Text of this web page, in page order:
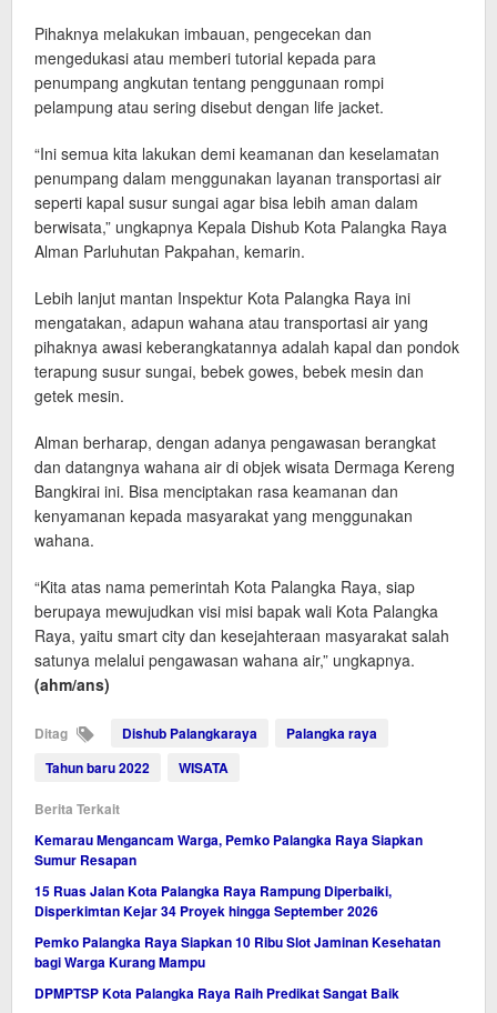
Pihaknya melakukan imbauan, pengecekan dan
mengedukasi atau memberi tutorial kepada para
penumpang angkutan tentang penggunaan rompi
pelampung atau sering disebut dengan life jacket.
“Ini semua kita lakukan demi keamanan dan keselamatan
penumpang dalam menggunakan layanan transportasi air
seperti kapal susur sungai agar bisa lebih aman dalam
berwisata,” ungkapnya Kepala Dishub Kota Palangka Raya
Alman Parluhutan Pakpahan, kemarin.
Lebih lanjut mantan Inspektur Kota Palangka Raya ini
mengatakan, adapun wahana atau transportasi air yang
pihaknya awasi keberangkatannya adalah kapal dan pondok
terapung susur sungai, bebek gowes, bebek mesin dan
getek mesin.
Alman berharap, dengan adanya pengawasan berangkat
dan datangnya wahana air di objek wisata Dermaga Kereng
Bangkirai ini. Bisa menciptakan rasa keamanan dan
kenyamanan kepada masyarakat yang menggunakan
wahana.
“Kita atas nama pemerintah Kota Palangka Raya, siap
berupaya mewujudkan visi misi bapak wali Kota Palangka
Raya, yaitu smart city dan kesejahteraan masyarakat salah
satunya melalui pengawasan wahana air,” ungkapnya.
(ahm/ans)
Ditag Dishub Palangkaraya
Palangka raya
Tahun baru 2022
WISATA
Berita Terkait
Kemarau Mengancam Warga, Pemko Palangka Raya Siapkan
Sumur Resapan
15 Ruas Jalan Kota Palangka Raya Rampung Diperbaiki,
Disperkimtan Kejar 34 Proyek hingga September 2026
Pemko Palangka Raya Siapkan 10 Ribu Slot Jaminan Kesehatan
bagi Warga Kurang Mampu
DPMPTSP Kota Palangka Raya Raih Predikat Sangat Baik